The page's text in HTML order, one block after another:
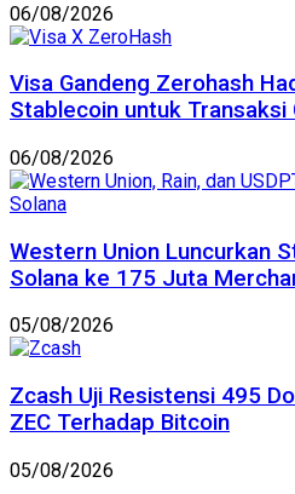
06/08/2026
Visa Gandeng Zerohash
Stablecoin untuk Transaksi
06/08/2026
Western Union Luncurkan
Solana ke 175 Juta
05/08/2026
Zcash Uji Resistensi 495
ZEC Terhadap Bitcoin
05/08/2026